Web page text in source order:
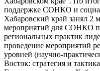
поддержке СОНКО и
Хабаровский край занял 2
мероприятий для СОНКО
региональных практик
проведение мероприятий
уровней (научно-
Восток: стратегия и